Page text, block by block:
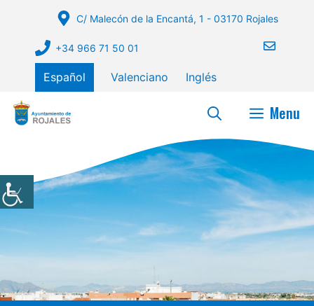
contenido
C/ Malecón de la Encantá, 1 - 03170 Rojales
+34 966 71 50 01
Español Valenciano Inglés
Menu